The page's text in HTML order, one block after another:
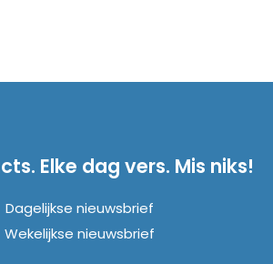
Elke dag vers. Mis niks!
Dagelijkse nieuwsbrief
Wekelijkse nieuwsbrief